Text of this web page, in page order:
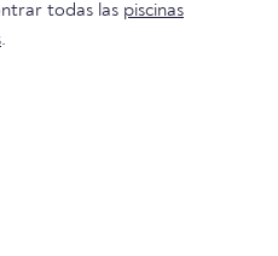
todas las piscinas
.